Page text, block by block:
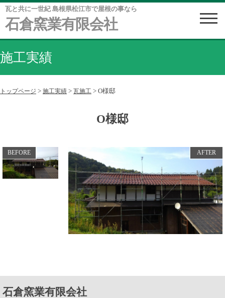
瓦と共に一世紀 島根県松江市で屋根の事なら
石倉窯業有限会社
施工実績
トップページ > 施工実績 > 瓦施工 > O様邸
O様邸
BEFORE AFTER
石倉窯業有限会社